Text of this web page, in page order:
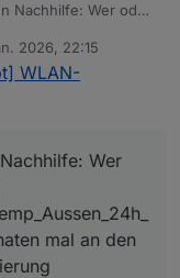
Nachhilfe: Wer oder
mal an den
rumgespielt
2026, 22:15
WLAN-
Wer
mal an den